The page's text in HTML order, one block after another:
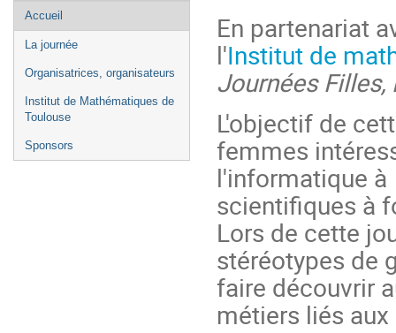
Menu
de
l'événement
Accueil
La journée
Organisatrices, organisateurs
Institut de Mathématiques de
Toulouse
Sponsors
En partenariat
l'Institut de
Journées
L'objectif de
femmes
l'informatique à
scientifiques à
Lors de cette
stéréotypes de
faire découvrir
métiers liés